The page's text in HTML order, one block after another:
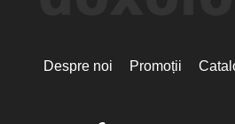
Despre noi Promoții